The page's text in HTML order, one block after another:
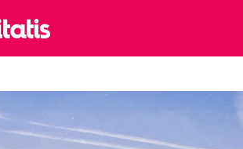
Italia